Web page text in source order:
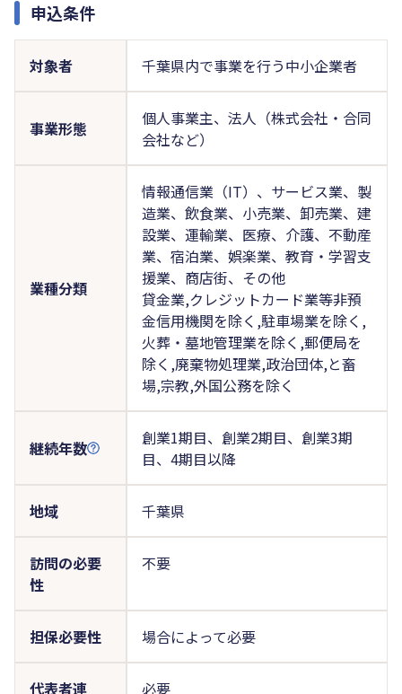
申込条件
対象者 千葉県内で事業を行う中小企業者
事業形態
個人事業主、法人（株式会社・合同
会社など）
業種分類
情報通信業（IT）、サービス業、製
造業、飲食業、小売業、卸売業、建
設業、運輸業、医療、介護、不動産
業、宿泊業、娯楽業、教育・学習支
援業、商店街、その他
貸金業,クレジットカード業等非預
金信用機関を除く,駐車場業を除く,
火葬・墓地管理業を除く,郵便局を
除く,廃棄物処理業,政治団体,と畜
場,宗教,外国公務を除く
継続年数
創業1期目、創業2期目、創業3期
目、4期目以降
地域 千葉県
訪問の必要
性
不要
担保必要性 場合によって必要
代表者連 必要